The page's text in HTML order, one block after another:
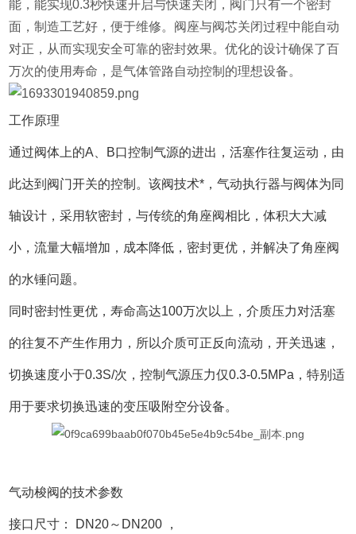
能，能实现0.3秒快速开启与快速关闭，阀门只有一个密封
面，制造工艺好，便于维修。阀座与阀芯关闭过程中能自动
对正，从而实现安全可靠的密封效果。优化的设计确保了百
万次的使用寿命，是气体管路自动控制的理想设备。
工作原理
通过阀体上的A、B口控制气源的进出，活塞作往复运动，由
此达到阀门开关的控制。该阀技术*，气动执行器与阀体为同
轴设计，采用软密封，与传统的角座阀相比，体积大大减
小，流量大幅增加，成本降低，密封更优，并解决了角座阀
的水锤问题。
同时密封性更优，寿命高达100万次以上，介质压力对活塞
的往复不产生作用力，所以介质可正反向流动，开关迅速，
切换速度小于0.3S/次，控制气源压力仅0.3-0.5MPa，特别适
用于要求切换迅速的变压吸附空分设备。
气动梭阀的技术参数
接口尺寸： DN20～DN200 ，